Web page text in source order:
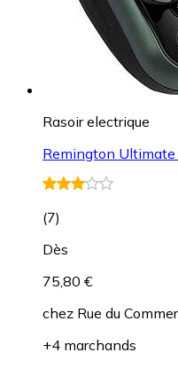
Rasoir electrique
Remington Ultimate
(7)
Dès
75,80 €
chez Rue du
+4 marchands